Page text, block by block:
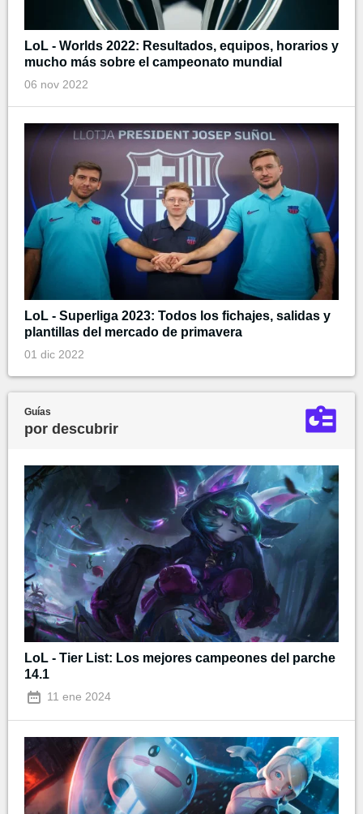
LoL - Worlds 2022: Resultados, equipos, horarios y
mucho más sobre el campeonato mundial
06 nov 2022
LoL - Superliga 2023: Todos los fichajes, salidas y
plantillas del mercado de primavera
01 dic 2022
Guías
por descubrir
LoL - Tier List: Los mejores campeones del parche
14.1
11 ene 2024